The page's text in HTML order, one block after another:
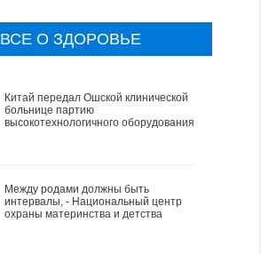
ВСЕ О ЗДОРОВЬЕ
Китай передал Ошской клинической
больнице партию
высокотехнологичного оборудования
Между родами должны быть
интервалы, - Национальный центр
охраны материнства и детства